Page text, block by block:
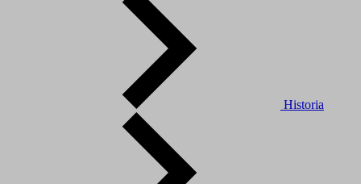
Historia